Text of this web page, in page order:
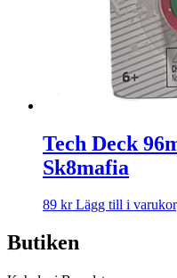
Tech Deck
Sk8mafia
89 kr Lägg till i
Butiken